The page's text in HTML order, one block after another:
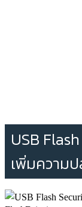
USB
เพิ่มความ